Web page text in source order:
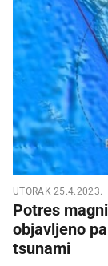
UTORAK 25.4.2023.
Potres
objavljeno
tsunami